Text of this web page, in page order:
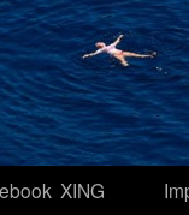
XING